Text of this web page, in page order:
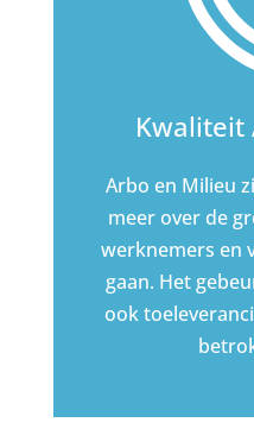
Kwaliteit
Arbo en Milieu
meer over de
werknemers en
gaan. Het
ook